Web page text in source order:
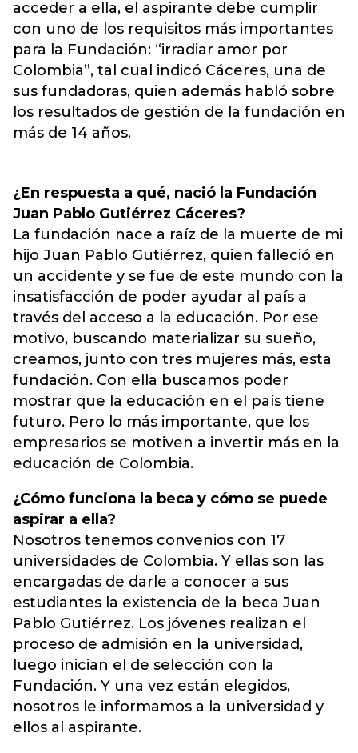
acceder a ella, el aspirante debe cumplir
con uno de los requisitos más importantes
para la Fundación: “irradiar amor por
Colombia”, tal cual indicó Cáceres, una de
sus fundadoras, quien además habló sobre
los resultados de gestión de la fundación en
más de 14 años.
¿En respuesta a qué, nació la Fundación
Juan Pablo Gutiérrez Cáceres?
La fundación nace a raíz de la muerte de mi
hijo Juan Pablo Gutiérrez, quien falleció en
un accidente y se fue de este mundo con la
insatisfacción de poder ayudar al país a
través del acceso a la educación. Por ese
motivo, buscando materializar su sueño,
creamos, junto con tres mujeres más, esta
fundación. Con ella buscamos poder
mostrar que la educación en el país tiene
futuro. Pero lo más importante, que los
empresarios se motiven a invertir más en la
educación de Colombia.
¿Cómo funciona la beca y cómo se puede
aspirar a ella?
Nosotros tenemos convenios con 17
universidades de Colombia. Y ellas son las
encargadas de darle a conocer a sus
estudiantes la existencia de la beca Juan
Pablo Gutiérrez. Los jóvenes realizan el
proceso de admisión en la universidad,
luego inician el de selección con la
Fundación. Y una vez están elegidos,
nosotros le informamos a la universidad y
ellos al aspirante.